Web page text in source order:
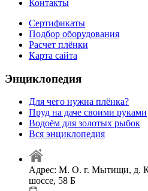
Контакты
Сертификаты
Подбор оборудования
Расчет плёнки
Карта сайта
Энциклопедия
Для чего нужна плёнка?
Пруд на даче своими руками
Водоём для золотых рыбок
Вся энциклопедия
Адрес: М. О. г. Мытищи, д.
шоссе, 58 Б